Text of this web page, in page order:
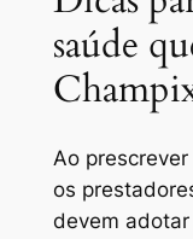
saúde
Ao
os
devem